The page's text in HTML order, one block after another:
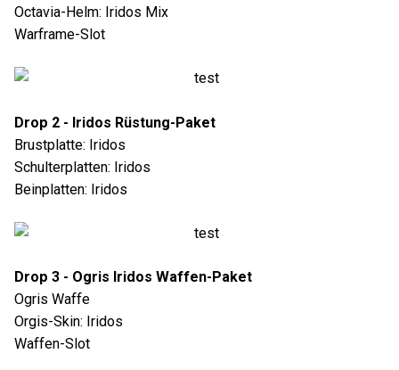
Octavia-Helm: Iridos Mix
Warframe-Slot
Drop 2 - Iridos Rüstung-Paket
Brustplatte: Iridos
Schulterplatten: Iridos
Beinplatten: Iridos
Drop 3 - Ogris Iridos Waffen-Paket
Ogris Waffe
Orgis-Skin: Iridos
Waffen-Slot